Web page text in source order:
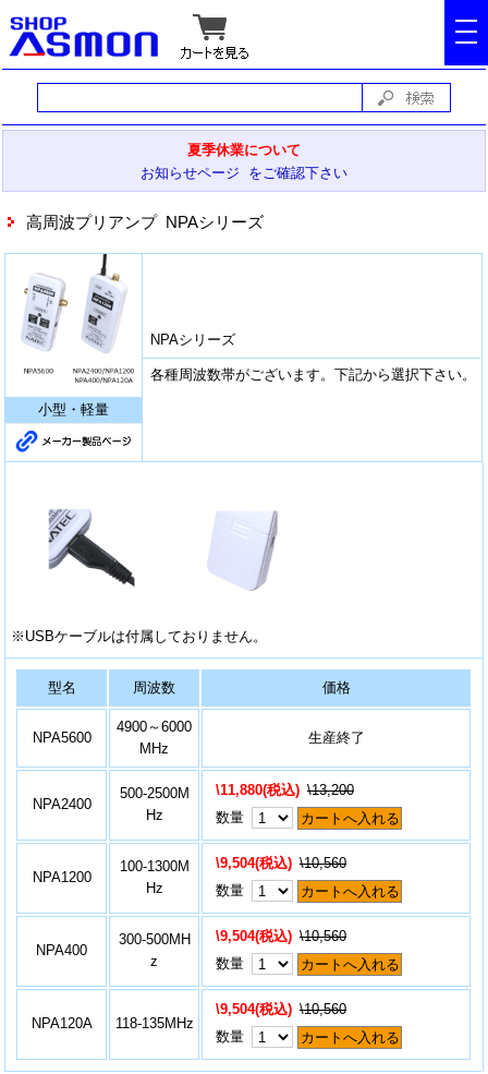
夏季休業について
お知らせページ をご確認下さい
高周波プリアンプ NPAシリーズ
小型・軽量
NPAシリーズ
各種周波数帯がございます。下記から選択下さい。
※USBケーブルは付属しておりません。
型名 周波数 価格
NPA5600
4900～6000
MHz
生産終了
NPA2400
500-2500M
Hz
\11,880(税込) \13,200
数量
カートへ入れる
NPA1200
100-1300M
Hz
\9,504(税込) \10,560
数量
カートへ入れる
NPA400
300-500MH
z
\9,504(税込) \10,560
数量
カートへ入れる
NPA120A 118-135MHz
\9,504(税込) \10,560
数量
カートへ入れる